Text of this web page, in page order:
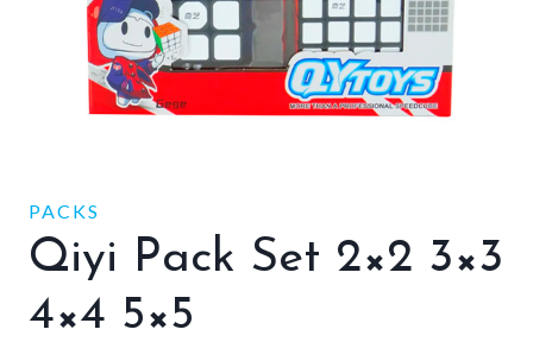
PACKS
Qiyi Pack Set 2×2 3×3
4×4 5×5